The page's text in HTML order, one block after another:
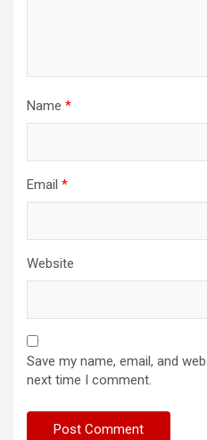
Name *
Email *
Website
Save my name, email, and
next time I comment.